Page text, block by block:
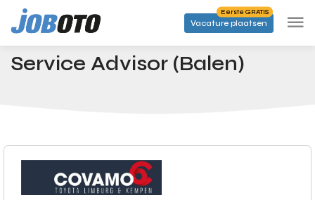
Skip to main content
Vacature plaatsen
Eerste GRATIS
Startpagina Banen Service Advisor (Balen)
Service Advisor (Balen)